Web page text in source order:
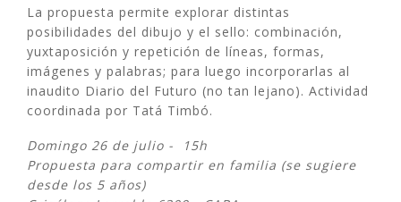
La propuesta permite explorar distintas
posibilidades del dibujo y el sello: combinación,
yuxtaposición y repetición de líneas, formas,
imágenes y palabras; para luego incorporarlas al
inaudito Diario del Futuro (no tan lejano). Actividad
coordinada por Tatá Timbó.
Domingo 26 de julio -
15h
Propuesta para compartir en familia (se sugiere
desde los 5 años)